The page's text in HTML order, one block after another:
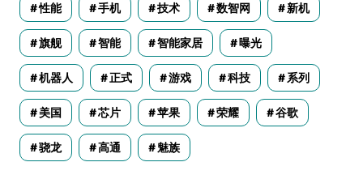
性能 手机 技术 数智网 新机
旗舰 智能 智能家居 曝光
机器人 正式 游戏 科技 系列
美国 芯片 苹果 荣耀 谷歌
骁龙 高通 魅族